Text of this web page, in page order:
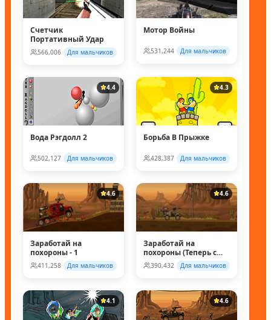
Счетчик
Портативный Удар
566,006 Для мальчиков
Мотор Войны
531,244 Для мальчиков
4.4
Вода Рэгдолл 2
502,127 Для мальчиков
4.3
Борьба В Прыжке
428,387 Для мальчиков
4.6
Заработай на
похороны - 1
411,258 Для мальчиков
4.6
Заработай на
похороны (Теперь с
супер колесом!)
390,432 Для мальчиков
4.1 4.6